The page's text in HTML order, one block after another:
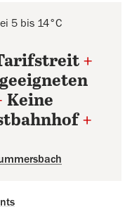
5 bis 14°C
+
Keine
+